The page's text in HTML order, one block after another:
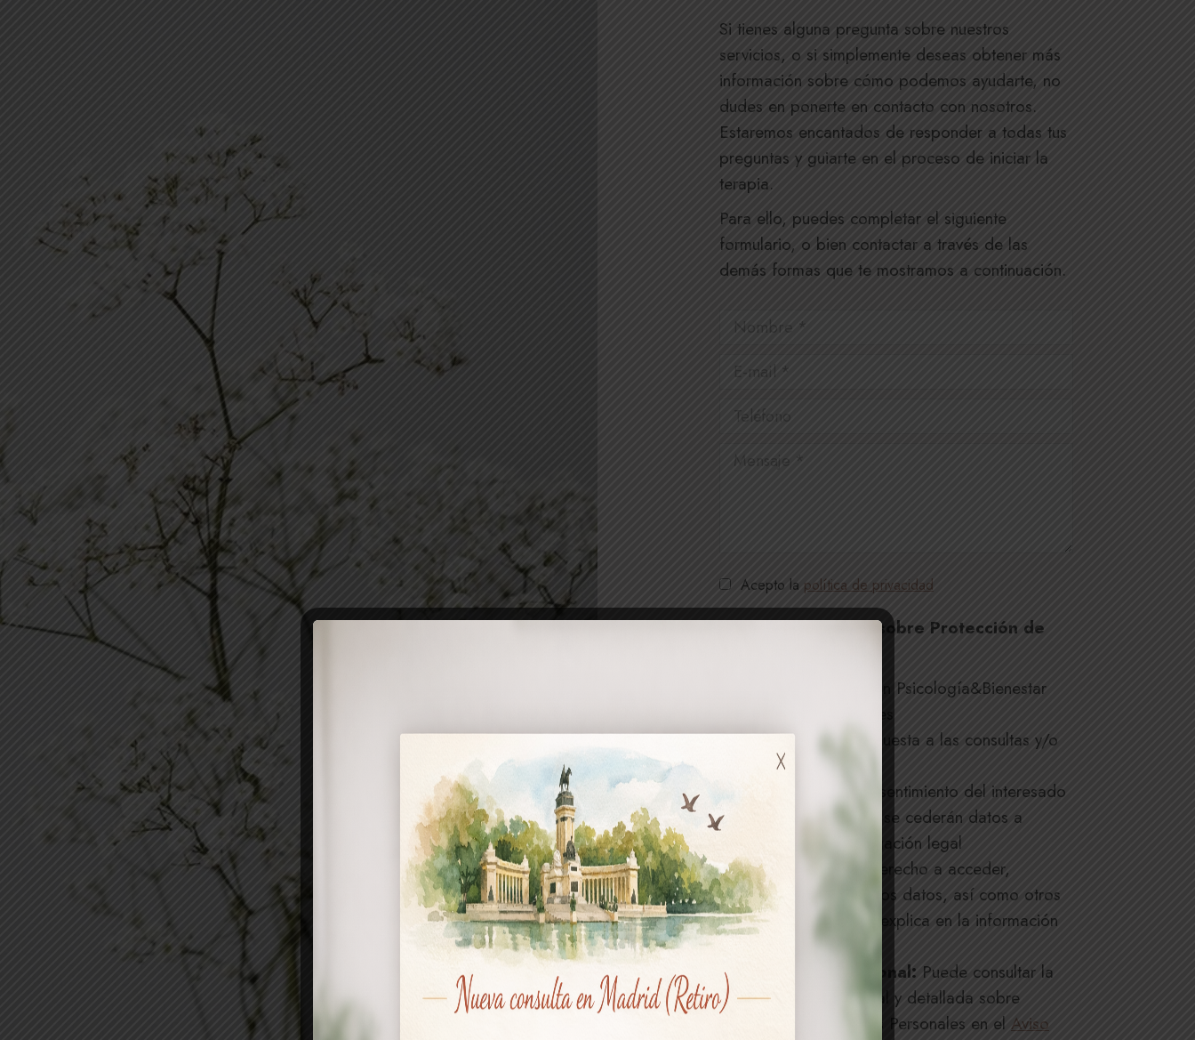
Si tienes alguna pregunta sobre nuestros
servicios, o si simplemente deseas obtener más
información sobre cómo podemos ayudarte, no
dudes en ponerte en contacto con nosotros.
Estaremos encantados de responder a todas tus
preguntas y guiarte en el proceso de iniciar la
terapia.
Para ello, puedes completar el siguiente
formulario, o bien contactar a través de las
demás formas que te mostramos a continuación.
Nombre *
E-mail *
Teléfono
Mensaje *
Acepto la política de privacidad
Información básica sobre Protección de
Nirán Psicología&Bienestar
Finalidad:
Dar respuesta a las consultas y/o
gestión de citas.
Consentimiento del interesado
Destinatarios:
No se cederán datos a
terceros, salvo obligación legal
Derechos:
Tiene derecho a acceder,
rectificar y suprimir los datos, así como otros
derechos, como se explica en la información
Información adicional: Puede consultar la
información adicional y detallada sobre
Protección de Datos Personales en el Aviso